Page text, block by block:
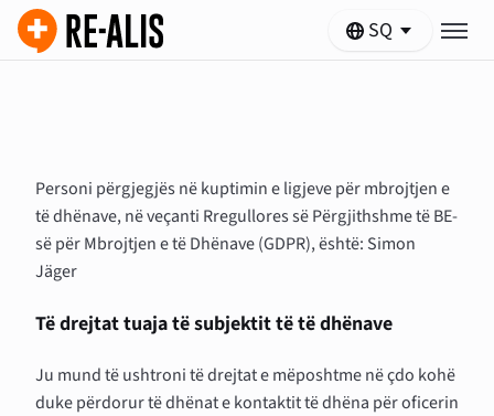
SQ
Personi përgjegjës në kuptimin e ligjeve për mbrojtjen e
të dhënave, në veçanti Rregullores së Përgjithshme të BE-
së për Mbrojtjen e të Dhënave (GDPR), është: Simon
Jäger
Të drejtat tuaja të subjektit të të dhënave
Ju mund të ushtroni të drejtat e mëposhtme në çdo kohë
duke përdorur të dhënat e kontaktit të dhëna për oficerin